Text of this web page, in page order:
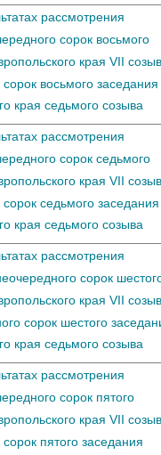
рассмотрения
сорок восьмого
края VII
восьмого заседания
края седьмого созыва
рассмотрения
сорок седьмого
края VII
седьмого заседания
края седьмого созыва
рассмотрения
сорок
края VII
сорок шестого
края седьмого созыва
рассмотрения
сорок пятого
края VII
пятого заседания